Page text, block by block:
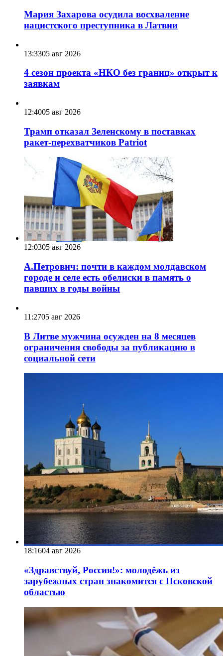
Мария Захарова осудила восхваление
нацистского преступника в Латвии
13:3305 авг 2026
4 сезон проекта «НКО без границ» открыт к
заявкам
12:4005 авг 2026
Трамп отказал Зеленскому в поставках
ракет-перехватчиков Patriot
12:0305 авг 2026
А.Петрович: почти в каждом молдавском
городе и селе есть обелиски в память о
павших в годы войны
11:2705 авг 2026
В Литве мужчина осужден на 8 месяцев
ограничения свободы за публикацию в
социальной сети
18:1604 авг 2026
«Здравствуй, Россия!»: молодёжь из
зарубежных стран знакомится с Псковской
областью